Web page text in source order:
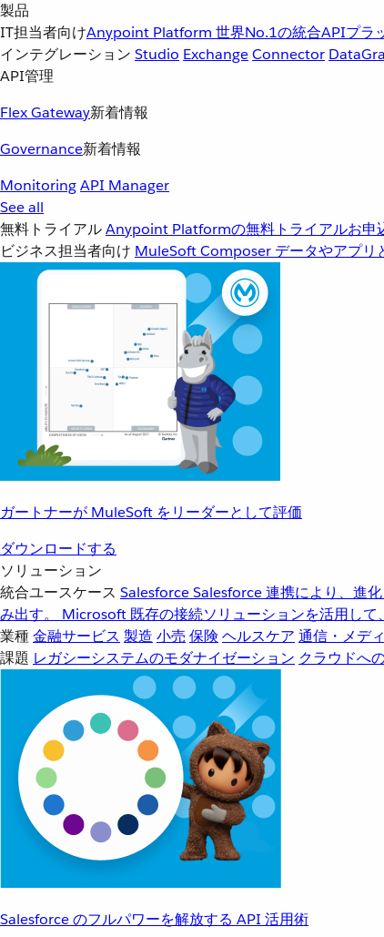
製品
IT担当者向けAnypoint Platform 世界No.1の統合APIプラ
インテグレーション Studio ExchangeConnector
API管理
Flex Gateway新着情報
Governance新着情報
MonitoringAPI Manager
See all
無料トライアルAnypoint Platformの無料トライアルお申
ビジネス担当者向け MuleSoft Composer データやアプリ
ガートナーが MuleSoft をリーダーとして評価
ダウンロードする
ソリューション
統合ユースケース SalesforceSalesforce 連携により、進
み出す。
Microsoft 既存の接続ソリューションを活用し
業種金融サービス 製造 小売 保険 ヘルスケア 通信・メデ
課題 レガシーシステムのモダナイゼーション クラウドへ
Salesforce のフルパワーを解放する API 活用術